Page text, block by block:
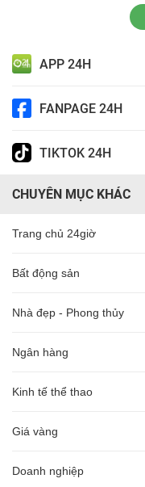
APP 24H
FANPAGE 24H
TIKTOK 24H
CHUYÊN MỤC KHÁC
Trang chủ 24giờ
Bất động sản
Nhà đẹp - Phong thủy
Ngân hàng
Kinh tế thể thao
Giá vàng
Doanh nghiệp